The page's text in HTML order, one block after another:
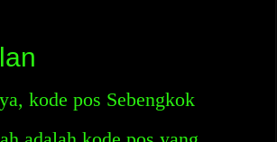
kode pos Sebengkok